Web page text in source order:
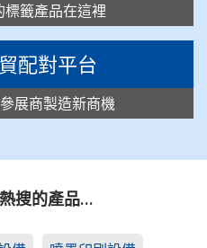
標籤產品在這裡
配對平台
展商製造新商機
搜的產品…